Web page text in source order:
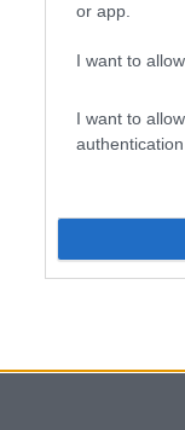
or app.
I want to
I want to